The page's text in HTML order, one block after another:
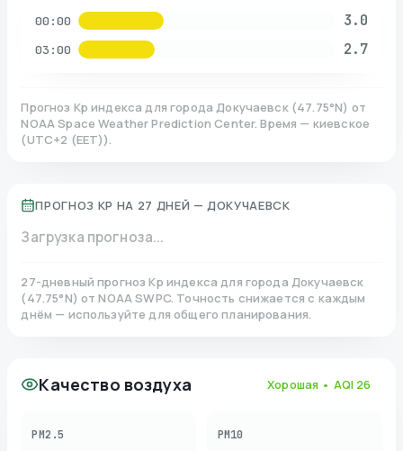
00:00 3.0
03:00 2.7
Прогноз Kp индекса для города Докучаевск(47.75°N) от
NOAA Space Weather Prediction Center. Время — киевское
(UTC+2 (EET)).
ПРОГНОЗ KP НА 27 ДНЕЙ — ДОКУЧАЕВСК
Загрузка прогноза...
27-дневный прогноз Kp индекса для города Докучаевск
(47.75°N)от NOAA SWPC. Точность снижается с каждым
днём — используйте для общего планирования.
Качество воздуха Хорошая • AQI 26
PM2.5 PM10